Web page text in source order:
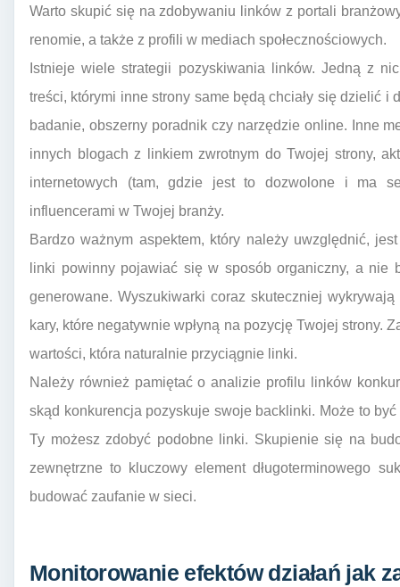
Warto skupić się na zdobywaniu linków z portali
renomie, a także z profili w mediach społecznościowych.
Istnieje wiele strategii pozyskiwania linków. Jedną z
treści, którymi inne strony same będą chciały się dzielić i
badanie, obszerny poradnik czy narzędzie online. Inne
innych blogach z linkiem zwrotnym do Twojej strony,
internetowych (tam, gdzie jest to dozwolone i ma
influencerami w Twojej branży.
Bardzo ważnym aspektem, który należy uwzględnić,
linki powinny pojawiać się w sposób organiczny, a nie
generowane. Wyszukiwarki coraz skuteczniej
kary, które negatywnie wpłyną na pozycję Twojej strony.
wartości, która naturalnie przyciągnie linki.
Należy również pamiętać o analizie profilu linków
skąd konkurencja pozyskuje swoje backlinki. Może to
Ty możesz zdobyć podobne linki. Skupienie się na
zewnętrzne to kluczowy element długoterminowego
budować zaufanie w sieci.
Monitorowanie efektów działań jak